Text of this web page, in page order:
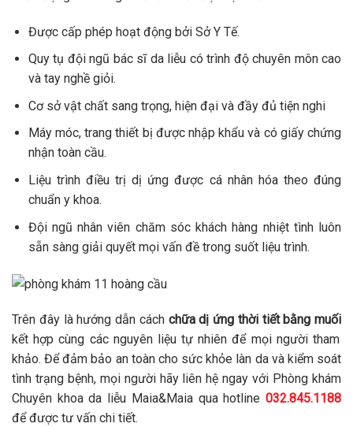
Được cấp phép hoạt động bởi Sở Y Tế.
Quy tụ đội ngũ bác sĩ da liễu có trình độ chuyên môn cao
và tay nghề giỏi.
Cơ sở vật chất sang trọng, hiện đại và đầy đủ tiện nghi
Máy móc, trang thiết bị được nhập khẩu và có giấy chứng
nhận toàn cầu.
Liệu trình điều trị dị ứng được cá nhân hóa theo đúng
chuẩn y khoa.
Đội ngũ nhân viên chăm sóc khách hàng nhiệt tình luôn
sẵn sàng giải quyết mọi vấn đề trong suốt liệu trình.
Trên đây là hướng dẫn cách chữa dị ứng thời tiết bằng muối
kết hợp cùng các nguyên liệu tự nhiên để mọi người tham
khảo. Để đảm bảo an toàn cho sức khỏe làn da và kiểm soát
tình trạng bệnh, mọi người hãy liên hệ ngay với Phòng khám
Chuyên khoa da liễu Maia&Maia qua hotline 032.845.1188
để được tư vấn chi tiết.